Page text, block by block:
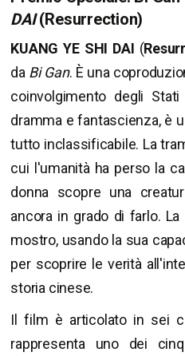
DAI(Resurrection)
KUANG YE SHI DAI (
da Bi Gan. È una
coinvolgimento degli
dramma e fantascienza, è
tutto inclassificabile. La
cui l'umanità ha perso la
donna scopre una
ancora in grado di farlo.
mostro, usando la sua
per scoprire le verità
storia cinese.
Il film è articolato in sei
rappresenta uno dei